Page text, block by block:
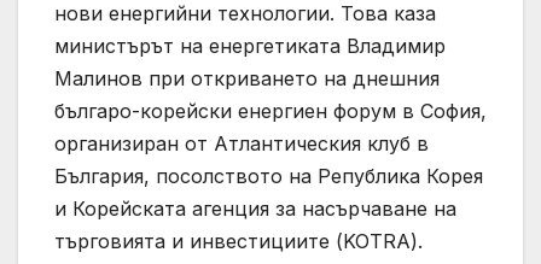
нови енергийни технологии. Това каза
министърът на енергетиката Владимир
Малинов при откриването на днешния
българо-корейски енергиен форум в София,
организиран от Атлантическия клуб в
България, посолството на Република Корея
и Корейската агенция за насърчаване на
търговията и инвестициите (KOTRA).